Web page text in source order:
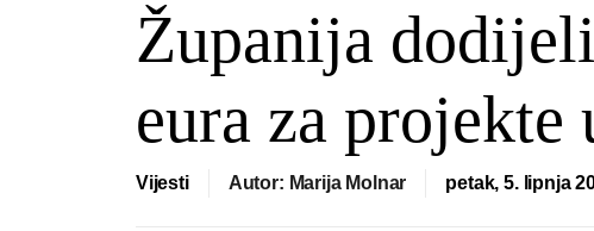
Županija
eura za
Vijesti Autor: Marija Molnar petak, 5. lipnja